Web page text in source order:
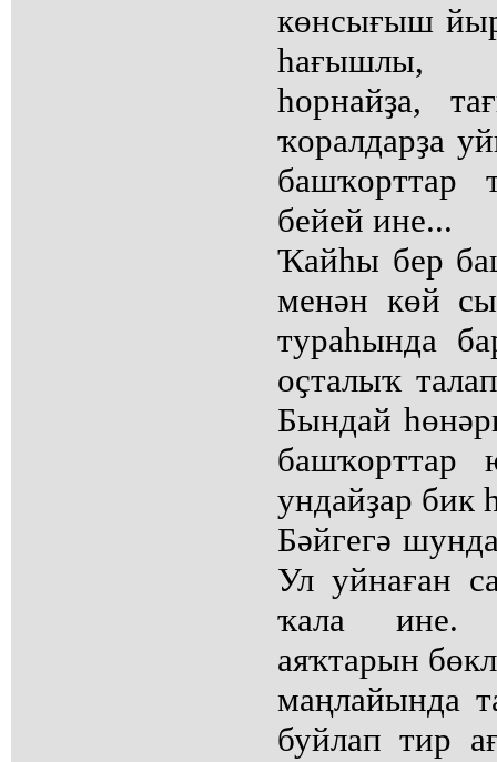
көнсығыш
һағышлы,
һорнайҙа,
ҡоралдарҙа
башҡорттар
бейей ине...
Ҡайһы бер
менән көй
тураһында
оҫталыҡ
Бындай
башҡорттар
ундайҙар бик
Бәйгегә
Ул уйнаған
ҡала ине.
аяҡтарын
маңлайында
буйлап тир